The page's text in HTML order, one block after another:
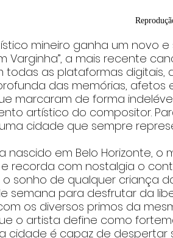
mineiro ganha um novo
Varginha”, a mais recente
todas as plataformas
das memórias, afetos
marcaram de forma
artístico do compositor.
cidade que sempre
nascido em Belo Horizonte, o
recorda com nostalgia o
o sonho de qualquer criança
semana para desfrutar da
os diversos primos da
o artista define como
cidade é capaz de despertar